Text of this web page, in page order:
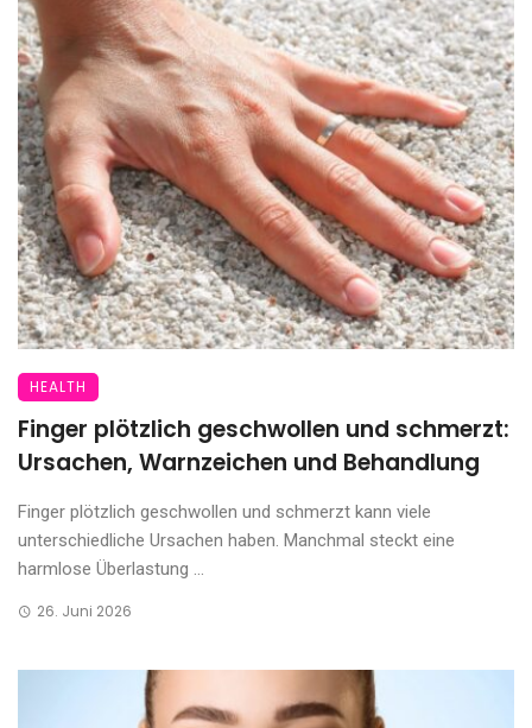
HEALTH
Finger plötzlich geschwollen und schmerzt:
Ursachen, Warnzeichen und Behandlung
Finger plötzlich geschwollen und schmerzt kann viele
unterschiedliche Ursachen haben. Manchmal steckt eine
harmlose Überlastung ...
26. Juni 2026